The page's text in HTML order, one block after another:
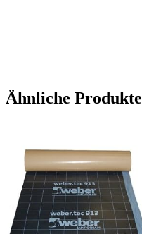
Ähnliche Produkte